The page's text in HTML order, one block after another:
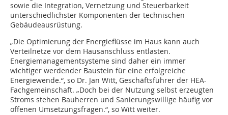
sowie die Integration, Vernetzung und Steuerbarkeit
unterschiedlichster Komponenten der technischen
Gebäudeausrüstung.
„Die Optimierung der Energieflüsse im Haus kann auch
Verteilnetze vor dem Hausanschluss entlasten.
Energiemanagementsysteme sind daher ein immer
wichtiger werdender Baustein für eine erfolgreiche
Energiewende.“, so Dr. Jan Witt, Geschäftsführer der HEA-
Fachgemeinschaft. „Doch bei der Nutzung selbst erzeugten
Stroms stehen Bauherren und Sanierungswillige häufig vor
offenen Umsetzungsfragen.“, so Witt weiter.